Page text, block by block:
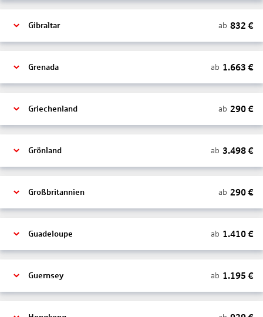
Gibraltar ab 832 €
Grenada ab 1.663 €
Griechenland ab 290€
Grönland ab 3.498€
Großbritannien ab 290€
Guadeloupe ab 1.410€
Guernsey ab 1.195 €